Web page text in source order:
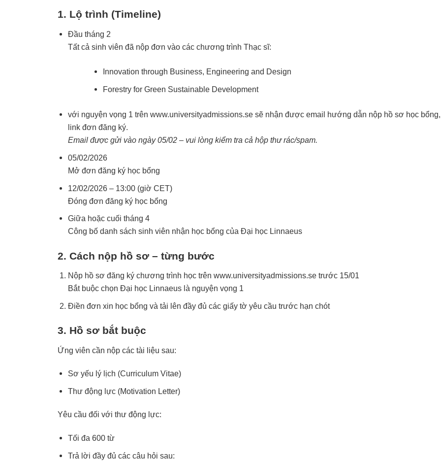
1. Lộ trình (Timeline)
Đầu tháng 2
Tất cả sinh viên đã nộp đơn vào các chương trình Thạc sĩ:
Innovation through Business, Engineering and Design
Forestry for Green Sustainable Development
với nguyện vọng 1 trênwww.universityadmissions.se sẽ nhận được email hướng dẫn nộp hồ sơ học
link đơn đăng ký.
Email được gửi vào ngày 05/02 – vui lòng kiểm tra cả hộp thư rác/spam.
05/02/2026
Mở đơn đăng ký học bổng
12/02/2026 – 13:00 (giờ CET)
Đóng đơn đăng ký học bổng
Giữa hoặc cuối tháng 4
Công bố danh sách sinh viên nhận học bổng của Đại học Linnaeus
2. Cách nộp hồ sơ – từng bước
Nộp hồ sơ đăng ký chương trình học trênwww.universityadmissions.se trước 15/01
Bắt buộc chọn Đại học Linnaeus là nguyện vọng 1
Điền đơn xin học bổng và tải lên đầy đủ các giấy tờ yêu cầu trước hạn chót
3. Hồ sơ bắt buộc
Ứng viên cần nộp các tài liệu sau:
Sơ yếu lý lịch (Curriculum Vitae)
Thư động lực (Motivation Letter)
Yêu cầu đối với thư động lực:
Tối đa 600 từ
Trả lời đầy đủ các câu hỏi sau: